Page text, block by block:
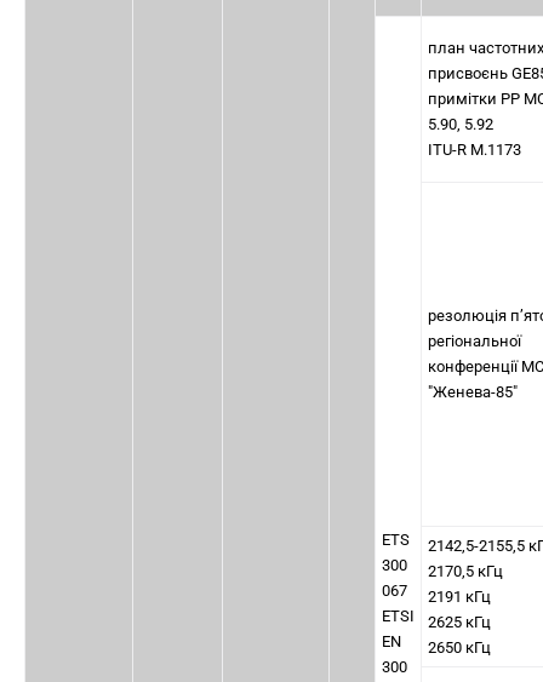
ETS
300
067
ETSI
EN
300
план частотних
присвоєнь
примітки РР
5.90, 5.92
ITU-R M.1173
резолюція
регіональної
конференції
"Женева-85"
2142,5-2155,5
2170,5 кГц
2191 кГц
2625 кГц
2650 кГц